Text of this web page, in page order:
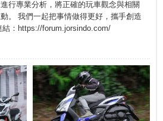
行專業分析，將正確的玩車觀念與相關
。 我們一起把事情做得更好，攜手創造
結：https://forum.jorsindo.com/